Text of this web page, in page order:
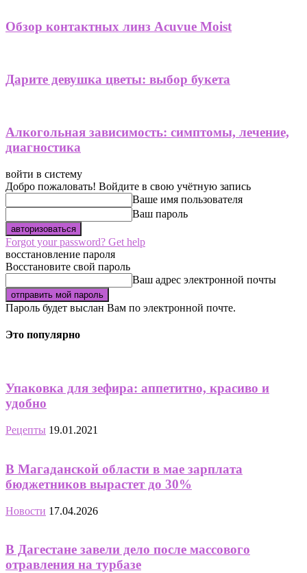
Обзор контактных линз Acuvue Moist
Дарите девушка цветы: выбор букета
Алкогольная зависимость: симптомы, лечение,
диагностика
войти в систему
Добро пожаловать! Войдите в свою учётную запись
Ваше имя пользователя
Ваш пароль
Forgot your password? Get help
восстановление пароля
Восстановите свой пароль
Ваш адрес электронной почты
Пароль будет выслан Вам по электронной почте.
Это популярно
Упаковка для зефира: аппетитно, красиво и
удобно
Рецепты 19.01.2021
В Магаданской области в мае зарплата
бюджетников вырастет до 30%
Новости 17.04.2026
В Дагестане завели дело после массового
отравления на турбазе